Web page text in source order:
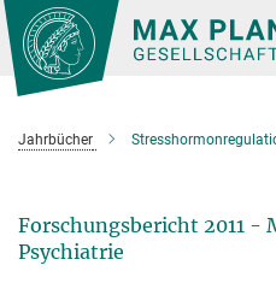
Hauptinhalt
Jahrbücher Stresshormonregulation und
Forschungsbericht 2011
Psychiatrie